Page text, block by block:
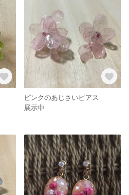
ピンクのあじさいピアス
展示中